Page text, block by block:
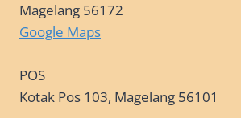
Magelang 56172
Google Maps
POS
Kotak Pos 103, Magelang 56101